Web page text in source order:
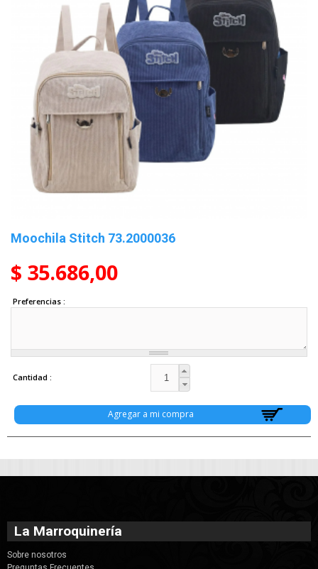
Moochila Stitch 73.2000036
$ 35.686,00
Preferencias
Cantidad
La Marroquinería
Sobre nosotros